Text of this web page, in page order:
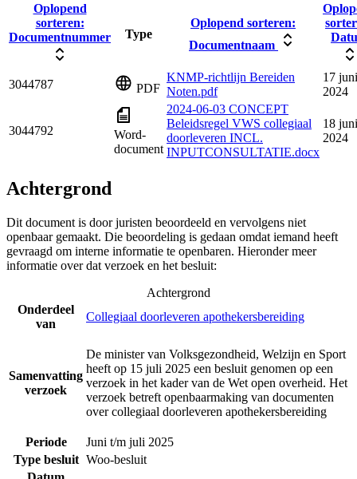
Oplopend
sorteren:
Documentnummer
Type
Oplopend sorteren:
Documentnaam
3044787 PDF
KNMP-richtlijn Bereiden
Noten.pdf
17 juni
2024
3044792
Word-
document
2024-06-03 CONCEPT
Beleidsregel VWS collegiaal
doorleveren INCL.
INPUTCONSULTATIE.docx
18 juni
2024
Achtergrond
Dit document is door juristen beoordeeld en vervolgens niet
openbaar gemaakt. Die beoordeling is gedaan omdat iemand heeft
gevraagd om interne informatie te openbaren. Hieronder meer
informatie over dat verzoek en het besluit:
Achtergrond
Onderdeel
van
Collegiaal doorleveren apothekersbereiding
Samenvatting
verzoek
De minister van Volksgezondheid, Welzijn en Sport
heeft op 15 juli 2025 een besluit genomen op een
verzoek in het kader van de Wet open overheid. Het
verzoek betreft openbaarmaking van documenten
over collegiaal doorleveren apothekersbereiding
Periode
Juni t/m juli 2025
Type besluit Woo-besluit